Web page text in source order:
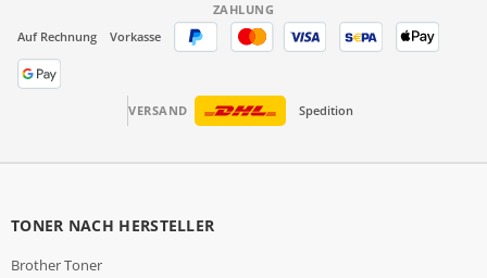
ZAHLUNG
Auf Rechnung
Vorkasse
VERSAND Spedition
TONER NACH HERSTELLER
Brother Toner